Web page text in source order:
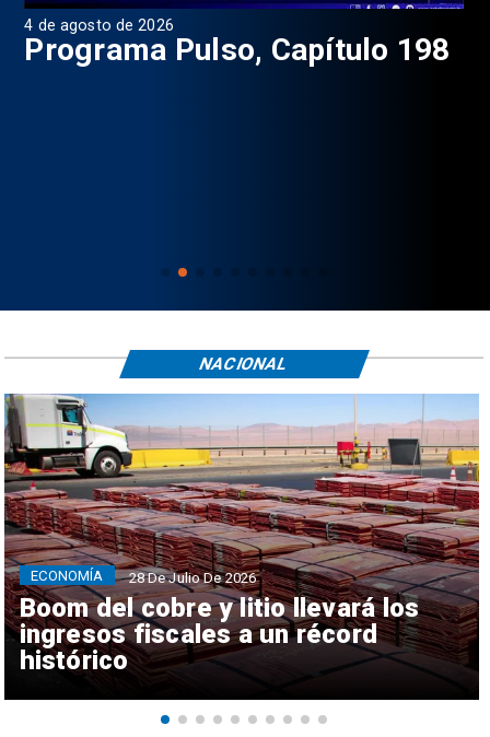
4 de agosto de 2026
Programa Pulso, Capítulo 198
Boom del cobre y litio llevará los
ingresos fiscales a un récord
histórico
ECONOMÍA 28 De Julio De 2026
NACIONAL